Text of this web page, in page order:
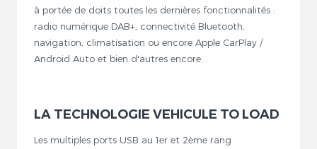
à portée de doits toutes les dernières fonctionnalités :
radio numérique DAB+, connectivité Bluetooth,
navigation, climatisation ou encore Apple CarPlay /
Android Auto et bien d'autres encore.
LA TECHNOLOGIE VEHICULE TO LOAD
Les multiples ports USB au 1er et 2ème rang